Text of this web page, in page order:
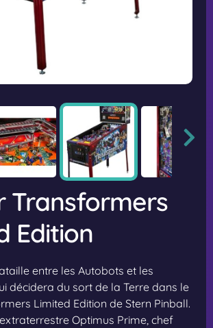
Transformers
Edition
entre les Autobots et les
décidera du sort de la Terre dans le
Limited Edition de Stern Pinball.
Optimus Prime, chef